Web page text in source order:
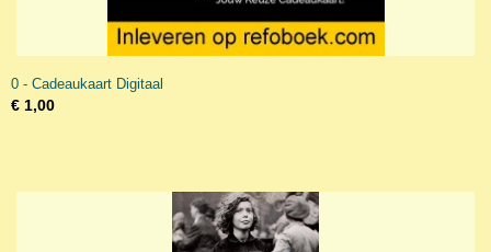
0 - Cadeaukaart Digitaal
€ 1,00